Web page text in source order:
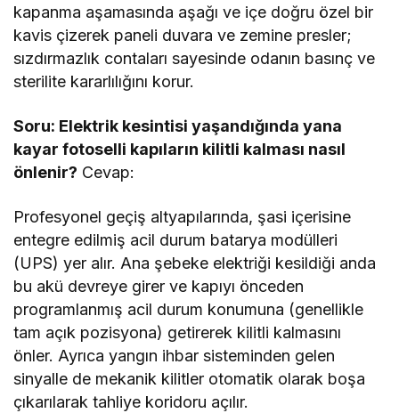
kapanma aşamasında aşağı ve içe doğru özel bir
kavis çizerek paneli duvara ve zemine presler;
sızdırmazlık contaları sayesinde odanın basınç ve
sterilite kararlılığını korur.
Soru: Elektrik kesintisi yaşandığında yana
kayar fotoselli kapıların kilitli kalması nasıl
önlenir? Cevap:
Profesyonel geçiş altyapılarında, şasi içerisine
entegre edilmiş acil durum batarya modülleri
(UPS) yer alır. Ana şebeke elektriği kesildiği anda
bu akü devreye girer ve kapıyı önceden
programlanmış acil durum konumuna (genellikle
tam açık pozisyona) getirerek kilitli kalmasını
önler. Ayrıca yangın ihbar sisteminden gelen
sinyalle de mekanik kilitler otomatik olarak boşa
çıkarılarak tahliye koridoru açılır.